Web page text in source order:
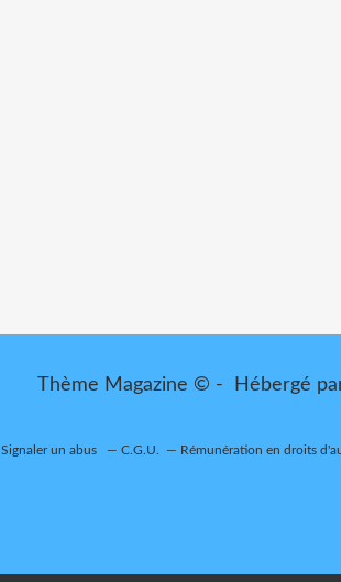
Thème Magazine © - Hébergé
Signaler un abus C.G.U. Rémunération en droits